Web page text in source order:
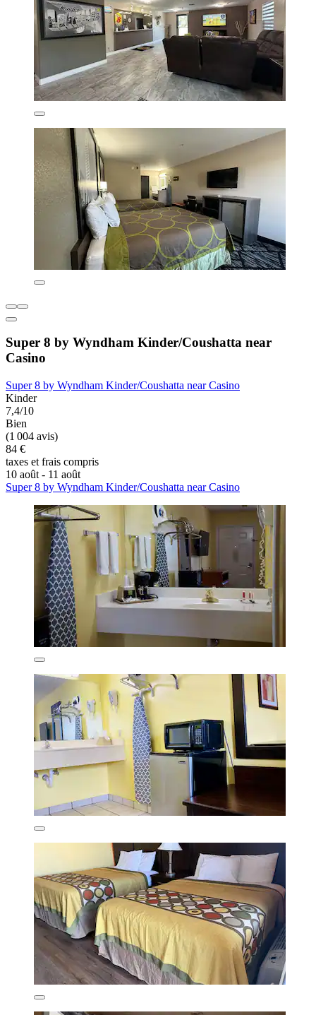
Super 8 by Wyndham Kinder/Coushatta near
Casino
Super 8 by Wyndham Kinder/Coushatta near Casino
Kinder
7,4/10
Bien
(1 004 avis)
84 €
taxes et frais compris
10 août - 11 août
Super 8 by Wyndham Kinder/Coushatta near Casino